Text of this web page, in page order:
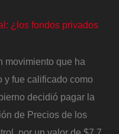
¿los fondos privados
movimiento que ha
y fue calificado como
decidió pagar la
de Precios de los